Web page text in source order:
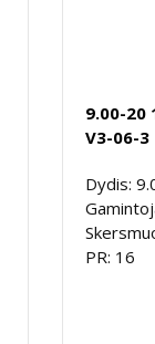
9.00-20
V3-06-3
Dydis:
PR: 16